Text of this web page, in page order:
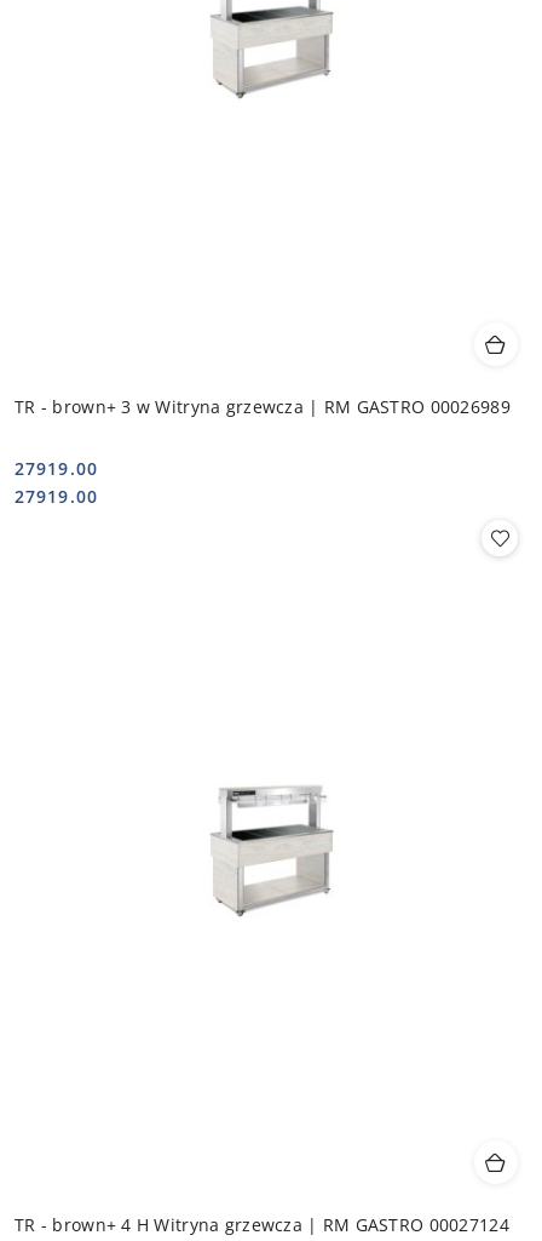
TR - brown+ 3 w Witryna grzewcza | RM GASTRO 00026989
Cena:
27919.00
Cena:
27919.00
TR - brown+ 4 H Witryna grzewcza | RM GASTRO 00027124